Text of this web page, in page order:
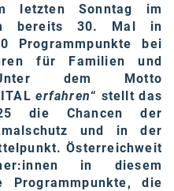
letzten Sonntag im
bereits 30. Mal in
Programmpunkte bei
für Familien und
Unter dem Motto
erfahren“ stellt das
die Chancen der
und in der
Österreichweit
in diesem
Programmpunkte, die